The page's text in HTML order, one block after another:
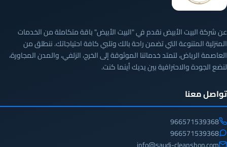
عن شركة البيت الأبيض نقدم في "البيت الأبيض" باقة متكاملة من الخدمات
المنزلية المتنوعة التي تضمن راحة بالك وتلبي كافة احتياجاتك. ننطلق من
العاصمة الرياض، لتمتد خدماتنا الموثوقة إلى الخرج، الزلفي، والمدن المجاورة،
لنضع الجودة والاحترافية بين يديك أينما كنت.
تواصل معنا
966571539368
966571539368